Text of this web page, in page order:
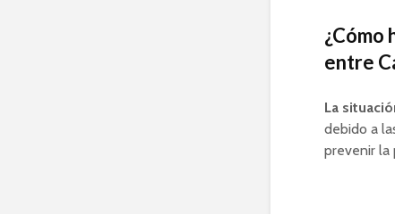
¿Cómo
entre
La
debido a
prevenir la